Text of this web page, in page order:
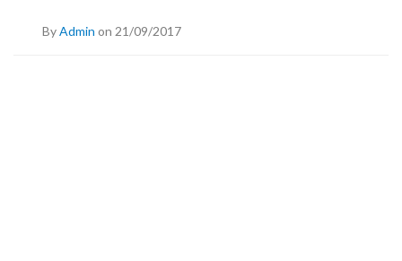
ByAdmin on 21/09/2017